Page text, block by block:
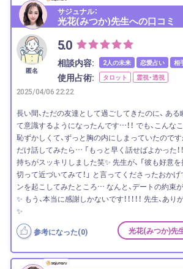
サジュナル：
光花(みつか)先生への口コミ
匿名
5.0
相談内容: 2人の未来 恋愛占い 相
使用占術: タロット 霊視・透視
2025/04/06 22:22
長い間、ただの友達として過ごしてきたのに、 あ
て意識するようになったんです…！！ でも、こんな
恥ずかしくて、ずっと胸の内にしまっていたので
だけ話してみたら… 「もっと早く話せばよかった！
持ちがスッキリしました笑✨ 先生が、 「彼も好意
切って近づいてみて！」 と言ってくださったおかげ
ンを起こしてみたところ… なんと、デートの約束ができ
✨ もう、本当に感謝しかないです！！！！！ 先生、あり
✨
参考になった(0) 光花(みつか)先